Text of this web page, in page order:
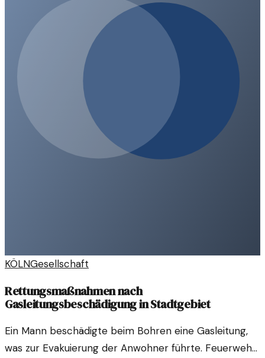
und der Prävention auf.
KÖLNGesellschaft
Rettungsmaßnahmen nach
Gasleitungsbeschädigung in Stadtgebiet
Ein Mann beschädigte beim Bohren eine Gasleitung,
was zur Evakuierung der Anwohner führte. Feuerwehr